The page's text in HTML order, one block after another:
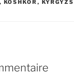
, KOSHKOR ,